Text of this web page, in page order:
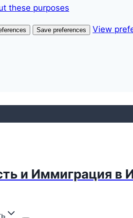
these purposes
Save preferences View
и Иммиграция в